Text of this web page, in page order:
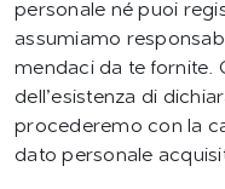
personale né puoi
assumiamo
mendaci da te fornite.
dell’esistenza di
procederemo con la
dato personale